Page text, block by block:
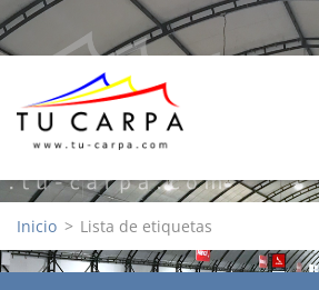
Inicio > Lista de etiquetas